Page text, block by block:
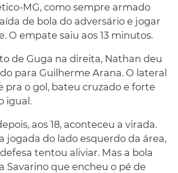
MG, como sempre armado
de bola do adversário e jogar
O empate saiu aos 13 minutos.
de Guga na direita, Nathan deu
para Guilherme Arana. O lateral
pra o gol, bateu cruzado e forte
igual.
aos 18, aconteceu a virada.
jogada do lado esquerdo da área,
tentou aliviar. Mas a bola
Savarino que encheu o pé de